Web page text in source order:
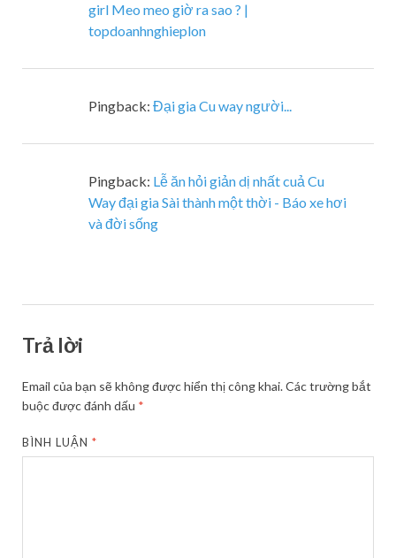
girl Meo meo giờ ra sao ? |
topdoanhnghieplon
Pingback: Đại gia Cu way người...
Pingback: Lễ ăn hỏi giản dị nhất cuả Cu
Way đại gia Sài thành một thời - Báo xe hơi
và đời sống
Trả lời
Email của bạn sẽ không được hiển thị công khai.Các trường bắt
buộc được đánh dấu *
BÌNH LUẬN*